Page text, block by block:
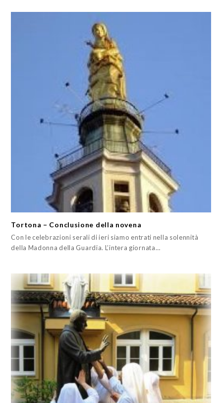
Tortona – Conclusione della novena
Con le celebrazioni serali di ieri siamo entrati nella solennità
della Madonna della Guardia. L’intera giornata…